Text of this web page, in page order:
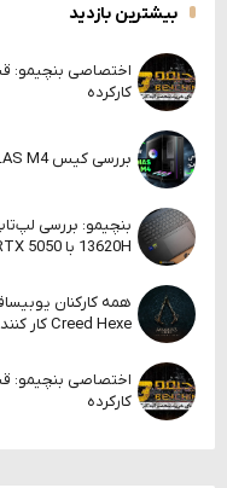
بیشترین بازدید
اختصاصی بنچیمو:
کارکرده
بررسی کیس GAMDIAS ATLAS M4 | آکواریومی قابل‌دفاع
13620H با RTX 5050
Creed Hexe کار کنند !
اختصاصی بنچیمو:
کارکرده